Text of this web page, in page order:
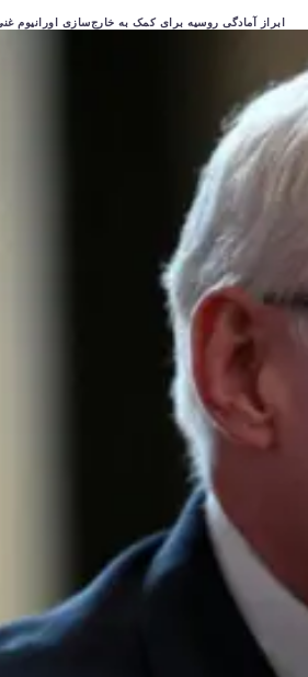
ابراز آمادگی روسیه برای کمک به خارج‌سازی اورانیوم